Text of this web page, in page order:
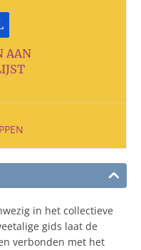
AAN
in het collectieve
gids laat de
verbonden met het